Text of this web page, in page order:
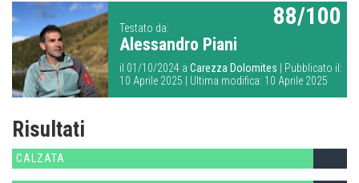
Testato da:
Alessandro Piani
il 01/10/2024 a Carezza Dolomites | Pubblicato il:
10 Aprile 2025 | Ultima modifica: 10 Aprile 2025
88/100
Risultati
CALZATA